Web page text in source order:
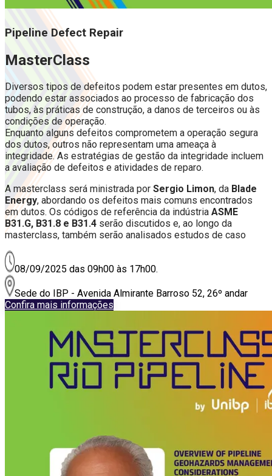
Pipeline Defect Repair
MasterClass
Diversos tipos de defeitos podem estar presentes em dutos,
podendo estar associados ao processo de fabricação dos
tubos, às práticas de construção, a danos de terceiros ou às
condições de operação.
Enquanto alguns defeitos comprometem a operação segura
dos dutos, outros não representam uma ameaça à
integridade. As estratégias de gestão da integridade incluem
a avaliação de defeitos e atividades de reparo.
A masterclass será ministrada por Sergio Limon, da Blade
Energy, abordando os defeitos mais comuns encontrados
em dutos. Os códigos de referência da indústria ASME
B31.G, B31.8 e B31.4 serão discutidos e, ao longo da
masterclass, também serão analisados estudos de caso
08/09/2025 das 09h00 às 17h00.
Sede do IBP - Avenida Almirante Barroso 52, 26º andar
Confira mais informações